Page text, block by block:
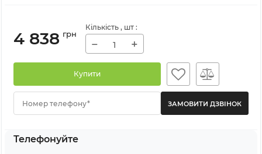
4 838 грн
Кількість , шт :
− +
Купити
Номер телефону*
Телефонуйте